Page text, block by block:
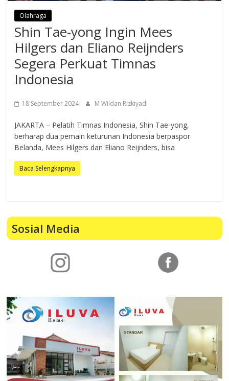
Olahraga
Shin Tae-yong Ingin Mees
Hilgers dan Eliano Reijnders
Segera Perkuat Timnas
Indonesia
18 September 2024 M Wildan Rizkiyadi
JAKARTA – Pelatih Timnas Indonesia, Shin Tae-yong,
berharap dua pemain keturunan Indonesia berpaspor
Belanda, Mees Hilgers dan Eliano Reijnders, bisa
Baca Selengkapnya
Sosial Media